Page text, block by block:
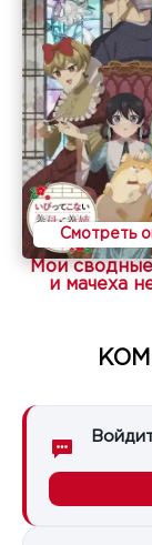
Смотреть
Мои
и мачеха